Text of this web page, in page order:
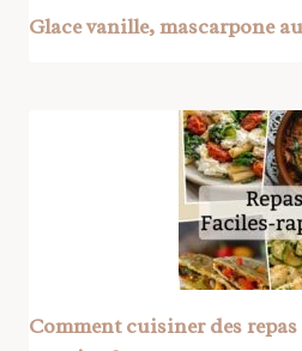
Glace vanille, mascarpone
Comment cuisiner des